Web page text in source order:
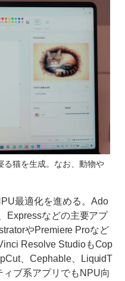
る猫を生成。なお、動物や
最適化を進める。Ado
Expressなどの主要アプ
やPremiere Proなど
Resolve StudioもCop
、Cephable、LiquidT
ブ系アプリでもNPU向